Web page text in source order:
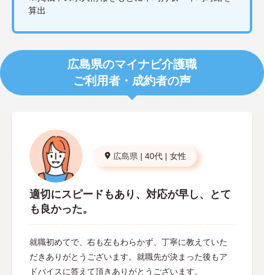
算出
広島県のマイナビ介護職
ご利用者・成約者の声
広島県 | 40代 | 女性
適切にスピードもあり、対応が早し、とて
も良かった。
就職初めてで、右も左もわらかず、丁寧に教えていた
だきありがとうございます。就職先が決まった後もア
ドバイスに答えて頂きありがとうございます。